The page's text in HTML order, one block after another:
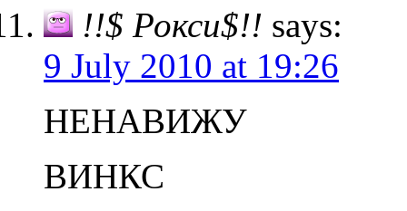
!!$ Рокси$!! says:
9 July 2010 at 19:26
НЕНАВИЖУ
ВИНКС